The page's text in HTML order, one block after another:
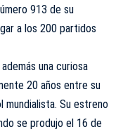
913 de su
a los 200 partidos
una curiosa
20 años entre su
mundialista. Su estreno
se produjo el 16 de